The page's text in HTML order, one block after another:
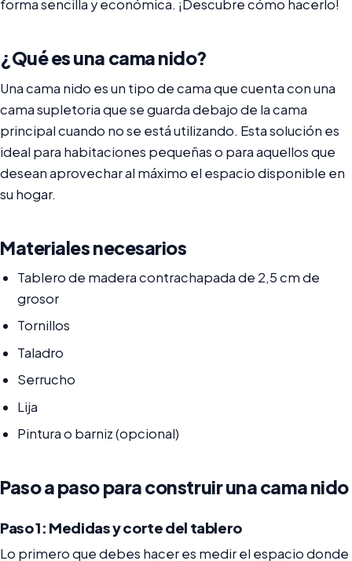
forma sencilla y económica. ¡Descubre cómo hacerlo!
¿Qué es una cama nido?
Una cama nido es un tipo de cama que cuenta con una
cama supletoria que se guarda debajo de la cama
principal cuando no se está utilizando. Esta solución es
ideal para habitaciones pequeñas o para aquellos que
desean aprovechar al máximo el espacio disponible en
su hogar.
Materiales necesarios
Tablero de madera contrachapada de 2,5 cm de
grosor
Tornillos
Taladro
Serrucho
Lija
Pintura o barniz (opcional)
Paso a paso para construir una cama nido
Paso 1: Medidas y corte del tablero
Lo primero que debes hacer es medir el espacio donde